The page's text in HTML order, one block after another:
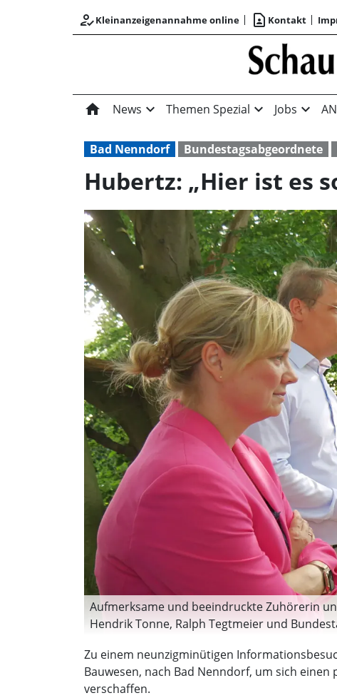
how_to_regKleinanzeigenannahme online contact_page Kontakt
home News expand_more Themen Spezial expand_more Jobs expand_more
Bad Nenndorf Bundestagsabgeordnete
Hubertz: „Hier ist es
Aufmerksame und beeindruckte Zuhörerin
Hendrik Tonne, Ralph Tegtmeier und
Zu einem neunzigminütigen
Bauwesen, nach Bad Nenndorf, um sich
verschaffen.